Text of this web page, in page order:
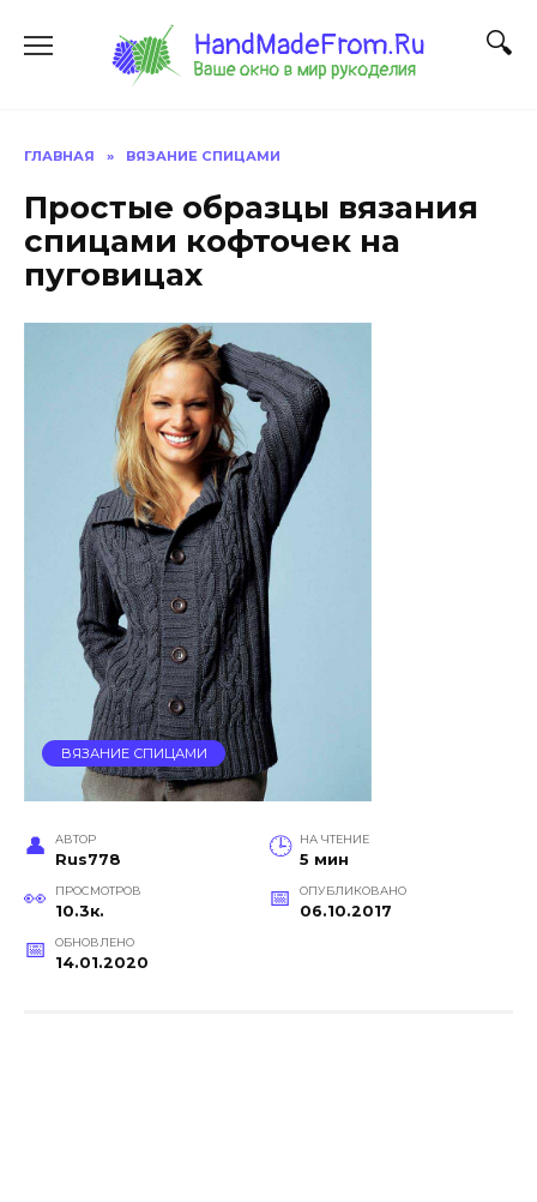
содержанию
ГЛАВНАЯ » ВЯЗАНИЕ СПИЦАМИ
Простые образцы вязания
спицами кофточек на
пуговицах
ВЯЗАНИЕ СПИЦАМИ
АВТОР
Rus778
НА ЧТЕНИЕ
5 мин
ПРОСМОТРОВ
10.3к.
ОПУБЛИКОВАНО
06.10.2017
ОБНОВЛЕНО
14.01.2020